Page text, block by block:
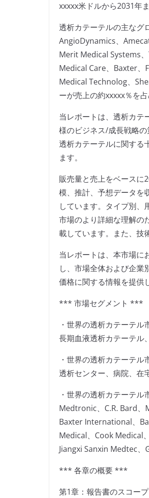
xxxxx米ドルから2031年
透析カテーテルの主なグ
AngioDynamics、
Merit Medical Systems
Medical Care、Baxter、
Medical Technolog、
ーが売上の約xxxxx％を占
当レポートは、透析カテ
様のビジネス/成長戦略の
透析カテーテルに関する
ます。
販売量と売上をベースに
模、推計、予想データを
しています。タイプ別、
市場のより詳細な理解の
載しています。また、技
当レポートは、本市場に
し、市場全体および企業
価格に関する情報を提供
*** 市場セグメント ***
・世界の透析カテーテル
長期血液透析カテーテル
・世界の透析カテーテル
透析センター、病院、在
・世界の透析カテーテル
Medtronic、C.R. Bard
Baxter International、
Medical、Cook Medical
Jiangxi Sanxin Medtec
*** 各章の概要 ***
第1章：報告書のスコー